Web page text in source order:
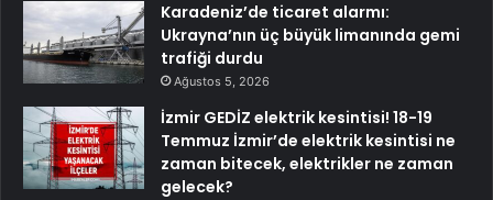
Karadeniz’de ticaret alarmı:
Ukrayna’nın üç büyük limanında gemi
trafiği durdu
Ağustos 5, 2026
İzmir GEDİZ elektrik kesintisi! 18-19
Temmuz İzmir’de elektrik kesintisi ne
zaman bitecek, elektrikler ne zaman
gelecek?